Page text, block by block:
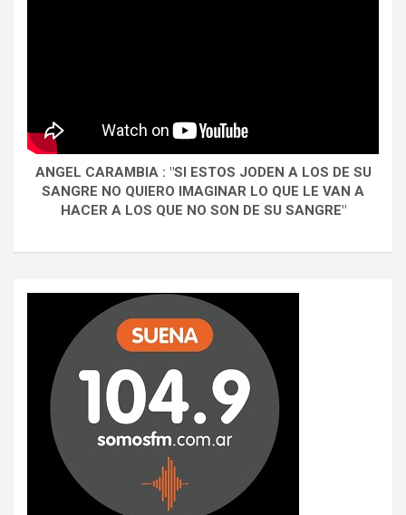
ANGEL CARAMBIA : "SI ESTOS JODEN A LOS DE SU
SANGRE NO QUIERO IMAGINAR LO QUE LE VAN A
HACER A LOS QUE NO SON DE SU SANGRE"